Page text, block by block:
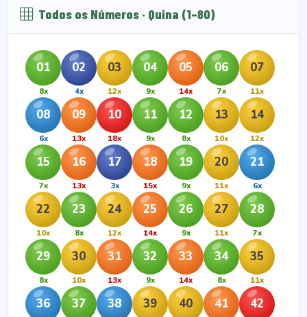
Todos os Números · Quina (1–80)
01
8x
02
4x
03
12x
04
9x
05
14x
06
7x
07
11x
08
6x
09
13x
10
18x
11
9x
12
8x
13
10x
14
12x
15
7x
16
13x
17
3x
18
15x
19
9x
20
11x
21
6x
22
10x
23
8x
24
12x
25
14x
26
9x
27
11x
28
7x
29
8x
30
10x
31
13x
32
9x
33
14x
34
8x
35
11x
36 37 38 39 40 41 42